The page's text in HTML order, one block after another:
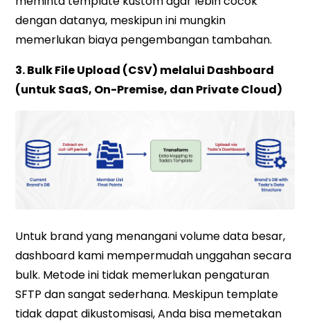
dengan datanya, meskipun ini mungkin
memerlukan biaya pengembangan tambahan.
3. Bulk File Upload (CSV) melalui Dashboard
(untuk SaaS, On-Premise, dan Private Cloud)
Untuk brand yang menangani volume data besar,
dashboard kami mempermudah unggahan secara
bulk. Metode ini tidak memerlukan pengaturan
SFTP dan sangat sederhana. Meskipun template
tidak dapat dikustomisasi, Anda bisa memetakan